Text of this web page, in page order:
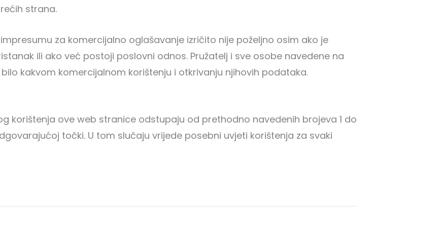
strana.
za komercijalno oglašavanje izričito nije poželjno osim ako je
ili ako već postoji poslovni odnos. Pružatelj i sve osobe navedene na
kakvom komercijalnom korištenju i otkrivanju njihovih podataka.
korištenja ove web stranice odstupaju od prethodno navedenih brojeva 1 do
točki. U tom slučaju vrijede posebni uvjeti korištenja za svaki